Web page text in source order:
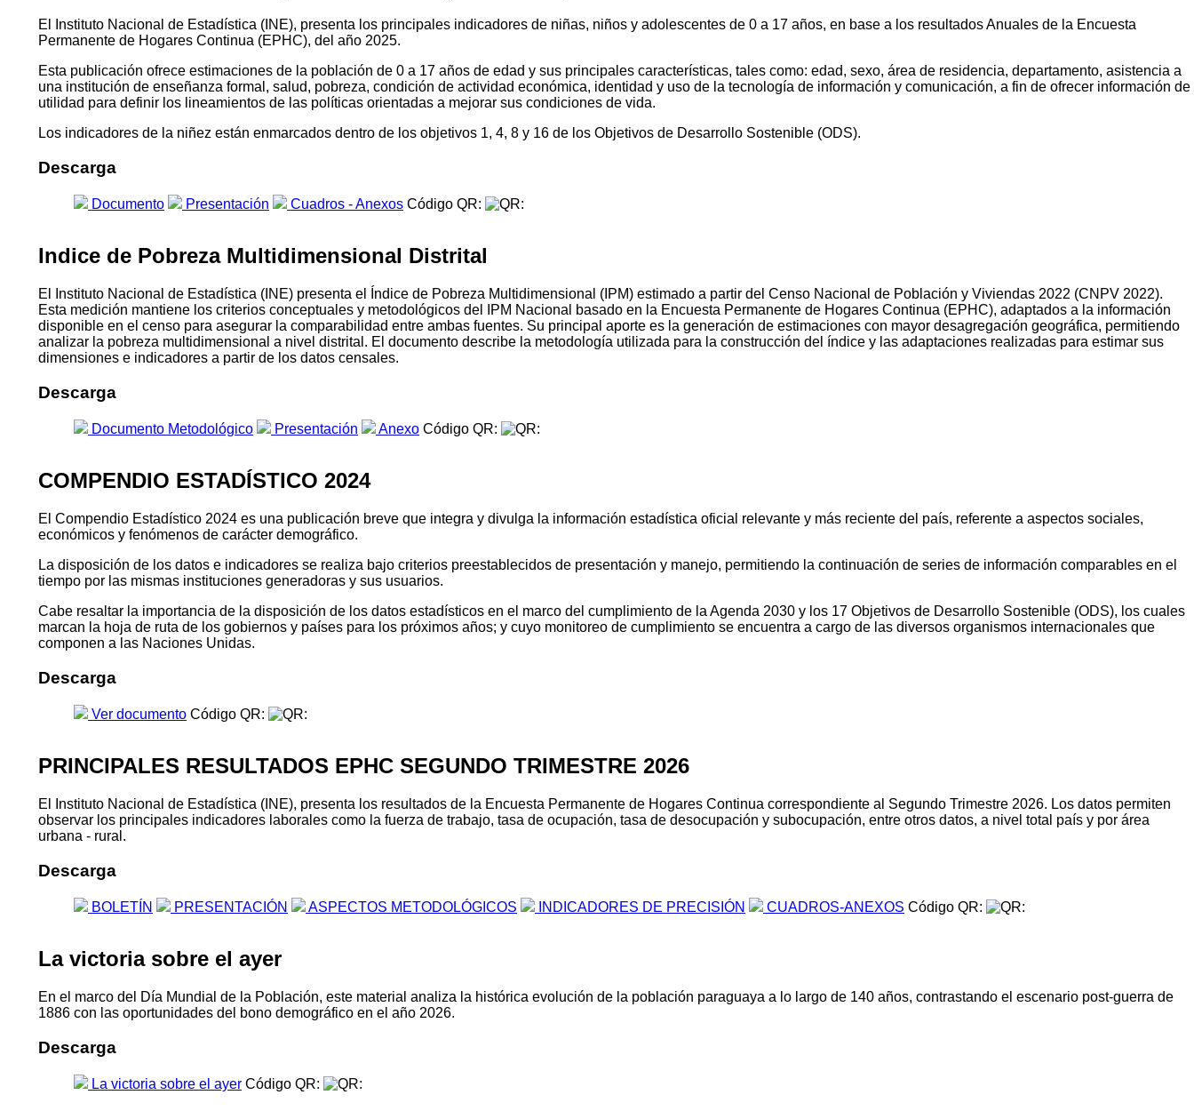
El Instituto Nacional de Estadística (INE), presenta los principales indicadores de niñas, niños y adolescentes de 0 a 17 años, en base a los resultados Anuales de la Encuesta
Permanente de Hogares Continua (EPHC), del año 2025.
Esta publicación ofrece estimaciones de la población de 0 a 17 años de edad y sus principales características, tales como: edad, sexo, área de residencia, departamento, asistencia a
una institución de enseñanza formal, salud, pobreza, condición de actividad económica, identidad y uso de la tecnología de información y comunicación, a fin de ofrecer información de
utilidad para definir los lineamientos de las políticas orientadas a mejorar sus condiciones de vida.
Los indicadores de la niñez están enmarcados dentro de los objetivos 1, 4, 8 y 16 de los Objetivos de Desarrollo Sostenible (ODS).
Descarga
Documento Presentación Cuadros - Anexos Código QR:
Indice de Pobreza Multidimensional Distrital
El Instituto Nacional de Estadística (INE) presenta el Índice de Pobreza Multidimensional (IPM) estimado a partir del Censo Nacional de Población y Viviendas 2022 (CNPV 2022).
Esta medición mantiene los criterios conceptuales y metodológicos del IPM Nacional basado en la Encuesta Permanente de Hogares Continua (EPHC), adaptados a la información
disponible en el censo para asegurar la comparabilidad entre ambas fuentes. Su principal aporte es la generación de estimaciones con mayor desagregación geográfica, permitiendo
analizar la pobreza multidimensional a nivel distrital. El documento describe la metodología utilizada para la construcción del índice y las adaptaciones realizadas para estimar sus
dimensiones e indicadores a partir de los datos censales.
Descarga
Documento Metodológico Presentación Anexo Código QR:
COMPENDIO ESTADÍSTICO 2024
El Compendio Estadístico 2024 es una publicación breve que integra y divulga la información estadística oficial relevante y más reciente del país, referente a aspectos sociales,
económicos y fenómenos de carácter demográfico.
La disposición de los datos e indicadores se realiza bajo criterios preestablecidos de presentación y manejo, permitiendo la continuación de series de información comparables en el
tiempo por las mismas instituciones generadoras y sus usuarios.
Cabe resaltar la importancia de la disposición de los datos estadísticos en el marco del cumplimiento de la Agenda 2030 y los 17 Objetivos de Desarrollo Sostenible (ODS), los cuales
marcan la hoja de ruta de los gobiernos y países para los próximos años; y cuyo monitoreo de cumplimiento se encuentra a cargo de las diversos organismos internacionales que
componen a las Naciones Unidas.
Descarga
Ver documento Código QR:
PRINCIPALES RESULTADOS EPHC SEGUNDO TRIMESTRE 2026
El Instituto Nacional de Estadística (INE), presenta los resultados de la Encuesta Permanente de Hogares Continua correspondiente al Segundo Trimestre 2026. Los datos permiten
observar los principales indicadores laborales como la fuerza de trabajo, tasa de ocupación, tasa de desocupación y subocupación, entre otros datos, a nivel total país y por área
urbana - rural.
Descarga
BOLETÍN PRESENTACIÓN ASPECTOS METODOLÓGICOS INDICADORES DE PRECISIÓN CUADROS-ANEXOS Código QR:
La victoria sobre el ayer
En el marco del Día Mundial de la Población, este material analiza la histórica evolución de la población paraguaya a lo largo de 140 años, contrastando el escenario post-guerra de
1886 con las oportunidades del bono demográfico en el año 2026.
Descarga
La victoria sobre el ayer Código QR: